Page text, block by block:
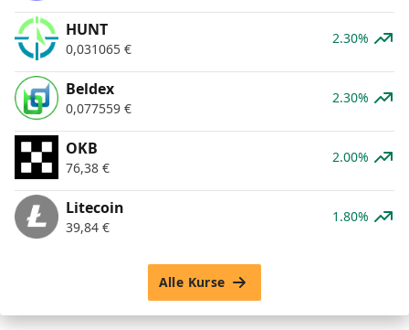
HUNT
0,031065 €
2.30%
Beldex
0,077559 €
2.30%
OKB
76,38 €
2.00%
Litecoin
39,84 €
1.80%
Alle Kurse